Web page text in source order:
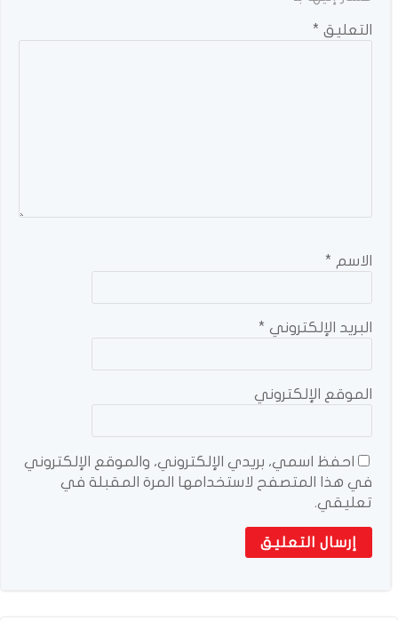
التعليق *
الاسم *
البريد الإلكتروني *
الموقع الإلكتروني
احفظ اسمي، بريدي الإلكتروني، والموقع الإلكتروني
في هذا المتصفح لاستخدامها المرة المقبلة في
تعليقي.